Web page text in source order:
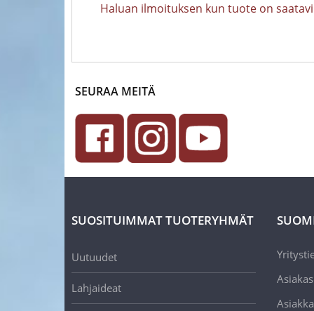
Haluan ilmoituksen kun tuote on
SEURAA MEITÄ
SUOSITUIMMAT TUOTERYHMÄT
Uutuudet
Lahjaideat